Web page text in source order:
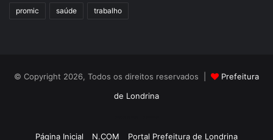
promic saúde trabalho
© Copyright 2026, Todos os direitos reservados |
Prefeitura
de Londrina
Página Inicial N.COM Portal Prefeitura de Londrina